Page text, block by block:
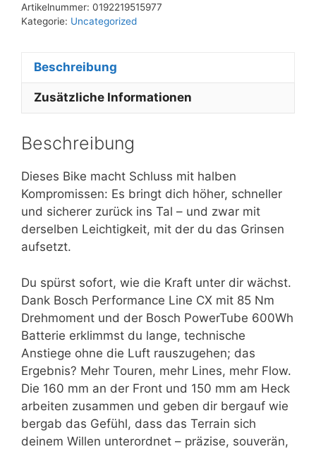
Artikelnummer: 0192219515977
Kategorie: Uncategorized
Beschreibung
Zusätzliche Informationen
Beschreibung
Dieses Bike macht Schluss mit halben
Kompromissen: Es bringt dich höher, schneller
und sicherer zurück ins Tal – und zwar mit
derselben Leichtigkeit, mit der du das Grinsen
aufsetzt.
Du spürst sofort, wie die Kraft unter dir wächst.
Dank Bosch Performance Line CX mit 85 Nm
Drehmoment und der Bosch PowerTube 600Wh
Batterie erklimmst du lange, technische
Anstiege ohne die Luft rauszugehen; das
Ergebnis? Mehr Touren, mehr Lines, mehr Flow.
Die 160 mm an der Front und 150 mm am Heck
arbeiten zusammen und geben dir bergauf wie
bergab das Gefühl, dass das Terrain sich
deinem Willen unterordnet – präzise, souverän,